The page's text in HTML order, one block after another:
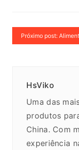
Próximo post:
HsViko
Uma das
produtos
China. Com
experiência